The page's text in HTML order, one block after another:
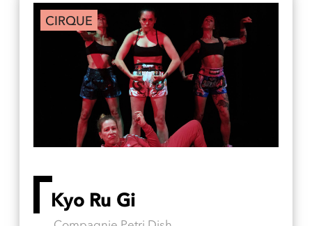
CIRQUE
Kyo Ru Gi